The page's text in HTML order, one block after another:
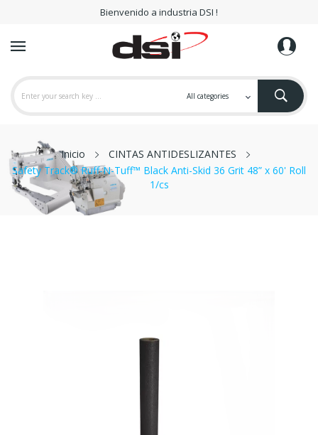
Bienvenido a industria DSI !
Inicio
CINTAS ANTIDESLIZANTES
Safety Track® Ruff-N-Tuff™ Black Anti-Skid 36 Grit 48” x 60' Roll
1/cs